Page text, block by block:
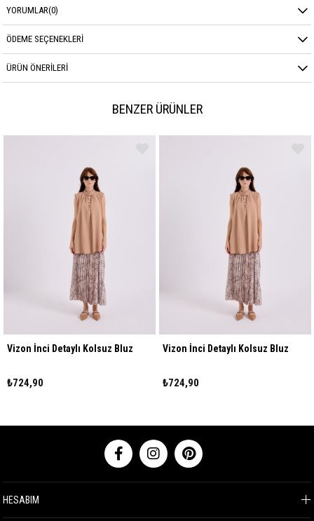
YORUMLAR(0)
ÖDEME SEÇENEKLERI
ÜRÜN ÖNERILERI
BENZER ÜRÜNLER
Vizon İnci Detaylı Kolsuz Bluz
₺724,90
Vizon İnci Detaylı Kolsuz Bluz
₺724,90
HESABIM